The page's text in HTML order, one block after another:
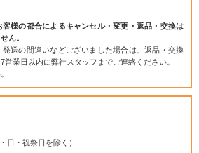
客様の都合によるキャンセル・変更・返品・交換は
ん。
送の間違いなどございました場合は、返品・交換
営業日以内に弊社スタッフまでご連絡ください。
日・祝祭日を除く）